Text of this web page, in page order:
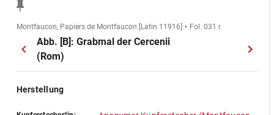
Montfaucon, Papiers de Montfaucon [Latin 11916] Fol. 031 r
Abb. [B]: Grabmal der Cercenii
(Rom)
Herstellung